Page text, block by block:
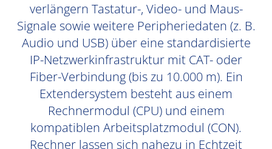
verlängern Tastatur-, Video- und Maus-
Signale sowie weitere Peripheriedaten (z. B.
Audio und USB) über eine standardisierte
IP-Netzwerkinfrastruktur mit CAT- oder
Fiber-Verbindung (bis zu 10.000 m). Ein
Extendersystem besteht aus einem
Rechnermodul (CPU) und einem
kompatiblen Arbeitsplatzmodul (CON).
Rechner lassen sich nahezu in Echtzeit